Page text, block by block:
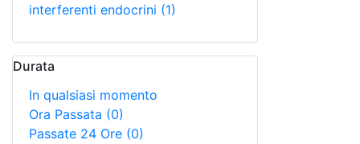
interferenti endocrini (1)
Durata
In qualsiasi momento
Ora Passata (0)
Passate 24 Ore (0)